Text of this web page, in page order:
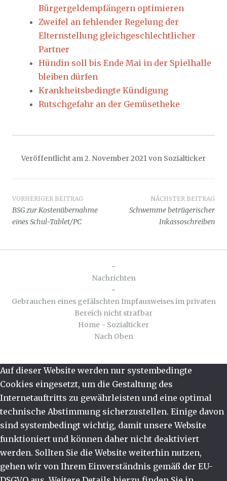
Bürgergeldempfängern optimieren
Zweifel an fehlender Regelung der
Elternstellung gleichgeschlechtlicher
Partner
Hündin soll bis Ende Mai in der Spielhalle
bleiben dürfen
Krankheitsbedingte Kündigung
Rutschgefahr an der Gemüsetheke
Veröffentlicht am2. November 2021von Sozialticker
Beitragsnavigation
VORHERIGER BEITRAG
BSG zur Kostenübernahme
eines Schul-Tablet/PC
NÄCHSTER BEITRAG
Schwemme betrügerischer
Inkassoschreiben
-
Nachrichten
-
Gebrauchen eines gefälschten Impfausweises im privaten
Bereich nicht strafbar
Home - Sozialticker
Nach Oben
Auf dieser Website werden nur systembedingte
Cookies eingesetzt, um die Gestaltung des
Internetauftritts zu gewährleisten und eine optimal
technische Abstimmung sicherzustellen. Einige davon
sind systembedingt wichtig, damit unsere Website
funktioniert und können daher nicht deaktiviert
werden. Sollten Sie die Website weiterhin nutzen,
gehen wir von Ihrem Einverständnis gemäß der EU-